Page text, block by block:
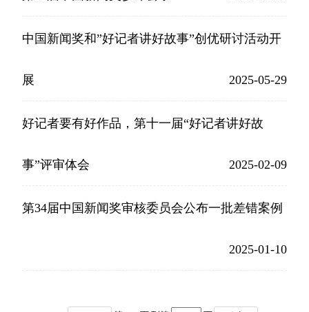
中国新闻奖和”好记者讲好故事”创优研讨活动开
展 2025-05-29
好记者要有好作品，第十一届“好记者讲好故
事”评审体会 2025-02-09
第34届中国新闻奖审核委员会公布一批差错案例
2025-01-10